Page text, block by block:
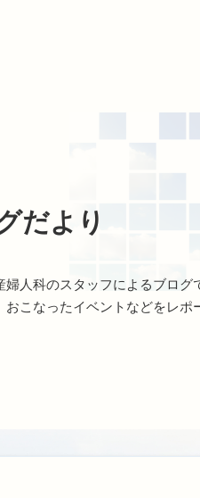
だより
婦人科のスタッフによるブログ
おこなったイベントなどをレポ